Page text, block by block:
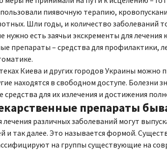
пиявочную терапию,
Шли годы, и количество заболеваний
нужно есть заячьи экскременты для
препараты – средства для профилактики,
Киева и других городов Украины можно
находятся в свободном доступе. Болезни
средства для их излечения и достижения
препараты
лечения различных заболеваний могут
и так далее. Это называется формой.
на группы существующие на